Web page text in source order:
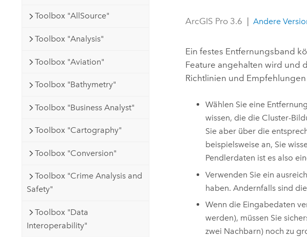
Developer-Technologie
die Kartenerstellung und
Toolbox "AllSource"
Toolbox "Analysis"
Toolbox "Aviation"
Toolbox "Bathymetry"
Toolbox "Business Analyst"
Toolbox "Cartography"
Toolbox "Conversion"
Toolbox "Crime Analysis and
Safety"
Toolbox "Data
Interoperability"
ArcGIS Pro 3.6 Andere
Ein festes Entfernungsband
Feature angehalten wird und
Richtlinien und
Wählen Sie eine
wissen, die die Cluster-
Sie aber über die
beispielsweise an, Sie
Pendlerdaten ist es also
Verwenden Sie ein
haben. Andernfalls sind
Wenn die Eingabedaten
werden), müssen Sie
zwei Nachbarn) noch zu